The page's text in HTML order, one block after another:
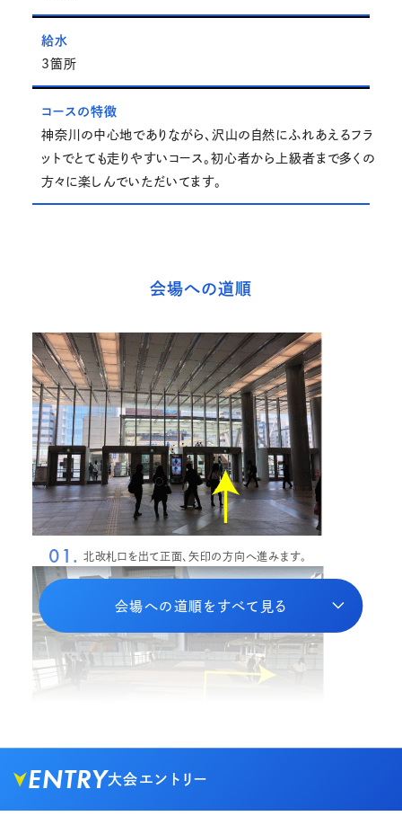
給水
3箇所
コースの特徴
神奈川の中心地でありながら、沢山の自然にふれあえるフラ
ットでとても走りやすいコース。初心者から上級者まで多くの
方々に楽しんでいただいてます。
会場への道順
01. 北改札口を出て正面、矢印の方向へ進みます。
02. 外に出ましたら突き当りを矢印方向の右へ進みま
す。
会場への道順をすべて見る
ENTRY大会エントリー